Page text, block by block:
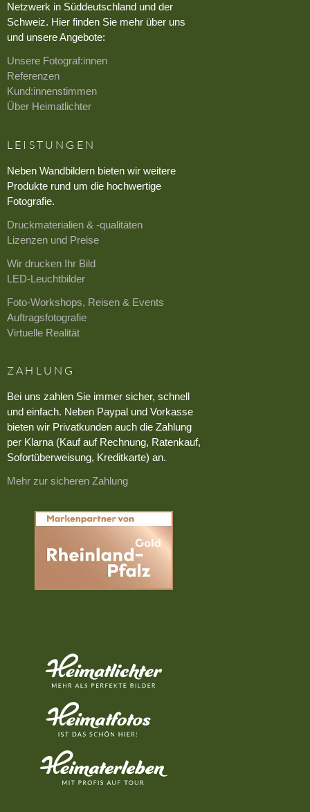
Netzwerk in Süddeutschland und der
Schweiz. Hier finden Sie mehr über uns
und unsere Angebote:
Unsere Fotograf:innen
Referenzen
Kund:innenstimmen
Über Heimatlichter
LEISTUNGEN
Neben Wandbildern bieten wir weitere
Produkte rund um die hochwertige
Fotografie.
Druckmaterialien & -qualitäten
Lizenzen und Preise
Wir drucken Ihr Bild
LED-Leuchtbilder
Foto-Workshops, Reisen & Events
Auftragsfotografie
Virtuelle Realität
ZAHLUNG
Bei uns zahlen Sie immer sicher, schnell
und einfach. Neben Paypal und Vorkasse
bieten wir Privatkunden auch die Zahlung
per Klarna (Kauf auf Rechnung, Ratenkauf,
Sofortüberweisung, Kreditkarte) an.
Mehr zur sicheren Zahlung